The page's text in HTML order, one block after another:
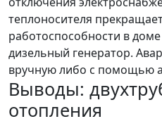
теплоносителя
работоспособности в
дизельный генератор.
вручную либо с помощью
Выводы:
отопления